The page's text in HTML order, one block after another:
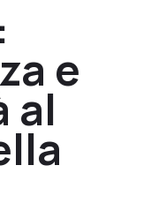
e
al